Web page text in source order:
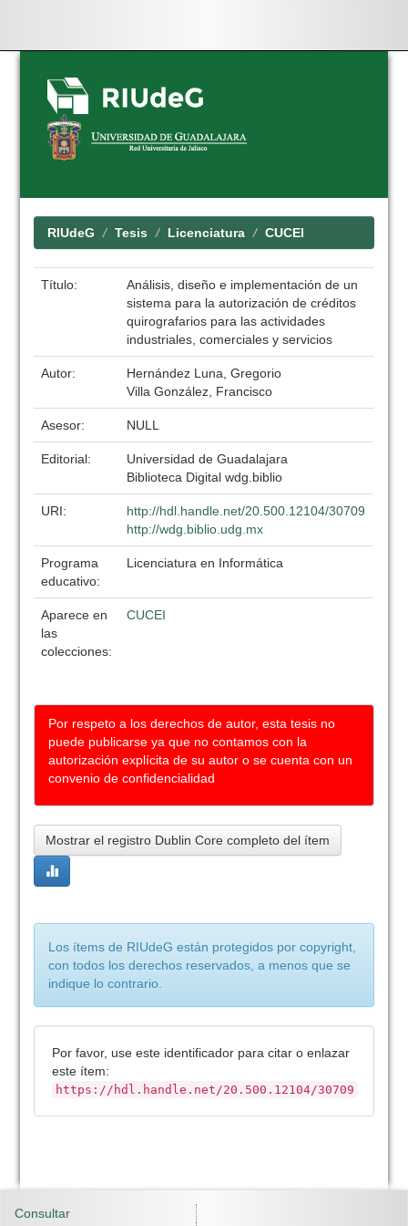
Skip
navigation
RIUdeG Tesis Licenciatura CUCEI
Título:
Análisis, diseño e implementación de un
sistema para la autorización de créditos
quirografarios para las actividades
industriales, comerciales y servicios
Autor:
Hernández Luna, Gregorio
Villa González, Francisco
Asesor: NULL
Editorial:
Universidad de Guadalajara
Biblioteca Digital wdg.biblio
URI:
http://hdl.handle.net/20.500.12104/30709
http://wdg.biblio.udg.mx
Programa
educativo:
Licenciatura en Informática
Aparece en
las
colecciones:
CUCEI
Por respeto a los derechos de autor, esta tesis no
puede publicarse ya que no contamos con la
autorización explícita de su autor o se cuenta con un
convenio de confidencialidad
Mostrar el registro Dublin Core completo del ítem
Los ítems de RIUdeG están protegidos por copyright,
con todos los derechos reservados, a menos que se
indique lo contrario.
Por favor, use este identificador para citar o enlazar
este ítem:
https://hdl.handle.net/20.500.12104/30709
Consultar